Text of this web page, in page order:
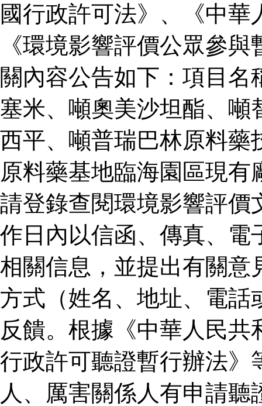
國行政許可法》、《中
《環境影響評價公眾參
關內容公告如下：項目
塞米、噸奧美沙坦酯、噸
西平、噸普瑞巴林原料藥
原料藥基地臨海園區現
請登錄查閱環境影響評價
作日內以信函、傳真、電
相關信息，並提出有關意
方式（姓名、地址、電話
反饋。根據《中華人民
行政許可聽證暫行辦法》
人、厲害關係人有申請